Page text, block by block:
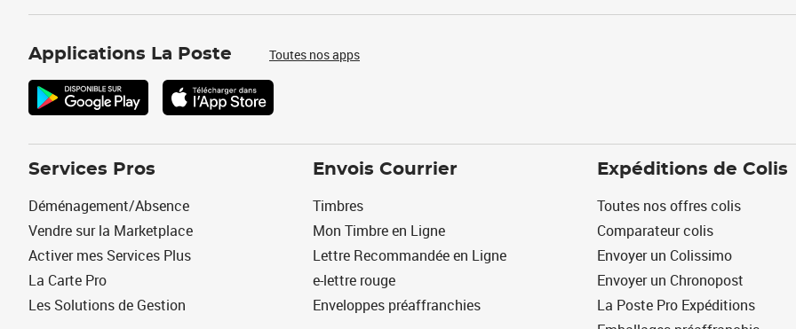
Applications La Poste Toutes nos apps
Services Pros
Déménagement/Absence
Vendre sur la Marketplace
Activer mes Services Plus
La Carte Pro
Les Solutions de Gestion
Envois Courrier
Timbres
Mon Timbre en Ligne
Lettre Recommandée en Ligne
e-lettre rouge
Enveloppes préaffranchies
Expéditions de Colis
Toutes nos offres colis
Comparateur colis
Envoyer un Colissimo
Envoyer un Chronopost
La Poste Pro Expéditions